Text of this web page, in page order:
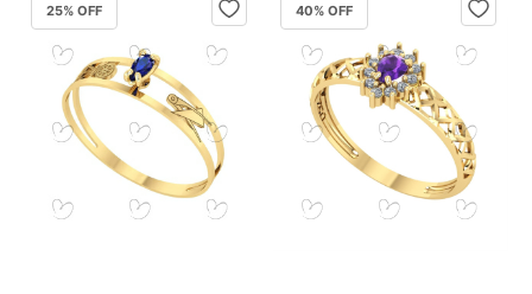
25% OFF 40% OFF